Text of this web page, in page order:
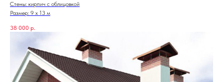
Стены: кирпич с облицовкой
Размер: 9 х 13 м
38 000 р.